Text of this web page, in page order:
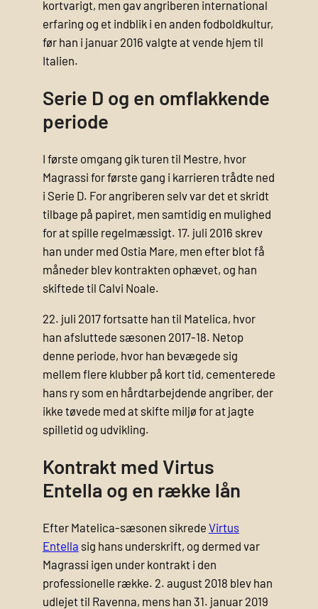
kortvarigt, men gav angriberen international
erfaring og et indblik i en anden fodboldkultur,
før han i januar 2016 valgte at vende hjem til
Italien.
Serie D og en omflakkende
periode
I første omgang gik turen til Mestre, hvor
Magrassi for første gang i karrieren trådte ned
i Serie D. For angriberen selv var det et skridt
tilbage på papiret, men samtidig en mulighed
for at spille regelmæssigt. 17. juli 2016 skrev
han under med Ostia Mare, men efter blot få
måneder blev kontrakten ophævet, og han
skiftede til Calvi Noale.
22. juli 2017 fortsatte han til Matelica, hvor
han afsluttede sæsonen 2017-18. Netop
denne periode, hvor han bevægede sig
mellem flere klubber på kort tid, cementerede
hans ry som en hårdtarbejdende angriber, der
ikke tøvede med at skifte miljø for at jagte
spilletid og udvikling.
Kontrakt med Virtus
Entella og en række lån
Efter Matelica-sæsonen sikrede Virtus
Entella sig hans underskrift, og dermed var
Magrassi igen under kontrakt i den
professionelle række. 2. august 2018 blev han
udlejet til Ravenna, mens han 31. januar 2019